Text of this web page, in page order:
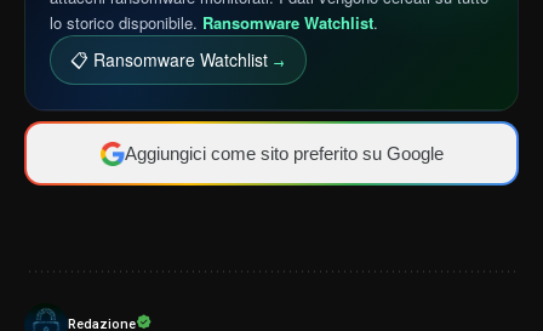
lo storico disponibile. Ransomware Watchlist.
📋 Ransomware Watchlist →
Aggiungici come sito preferito su Google
Redazione